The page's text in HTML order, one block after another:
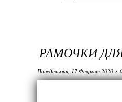
РАМОЧКИ
Понедельник, 17 Февраля 2020